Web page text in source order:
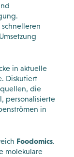
in aktuelle
Diskutiert
die
personalisierte
in
Foodomics.
molekulare